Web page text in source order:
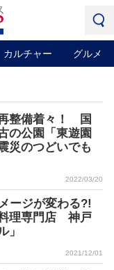
カルチャー グルメ
整備着々！ 国
の公園「東遊園
災のつどいでも
2022/03/20
ージが変わる?!
理専門店 神戸
」
2021/12/01